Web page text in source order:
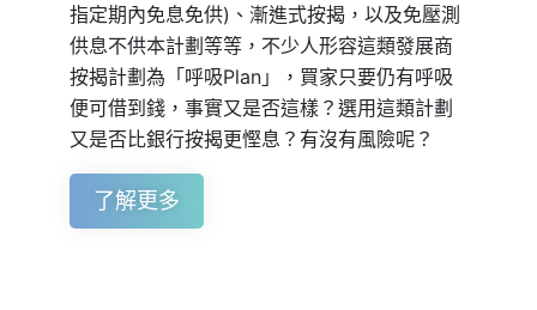
指定期內免息免供)、漸進式按揭，以及免壓測
供息不供本計劃等等，不少人形容這類發展商
按揭計劃為「呼吸Plan」，買家只要仍有呼吸
便可借到錢，事實又是否這樣？選用這類計劃
又是否比銀行按揭更慳息？有沒有風險呢？
了解更多